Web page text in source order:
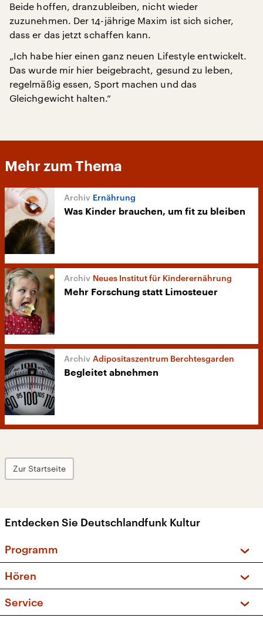
Beide hoffen, dranzubleiben, nicht wieder
zuzunehmen. Der 14-jährige Maxim ist sich sicher,
dass er das jetzt schaffen kann.
„Ich habe hier einen ganz neuen Lifestyle entwickelt.
Das wurde mir hier beigebracht, gesund zu leben,
regelmäßig essen, Sport machen und das
Gleichgewicht halten.“
Mehr zum Thema
Ernährung
Was Kinder brauchen, um fit zu bleiben
Neues Institut für Kinderernährung
Mehr Forschung statt Limosteuer
Adipositaszentrum Berchtesgarden
Begleitet abnehmen
Zur Startseite
Entdecken Sie Deutschlandfunk Kultur
Programm
Sendungen und Podcasts
Musikliste
Hören
Frequenzen (UKW + DAB+)
Service